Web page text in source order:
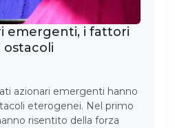
emergenti, i fattori
ostacoli
azionari emergenti hanno
eterogenei. Nel primo
risentito della forza